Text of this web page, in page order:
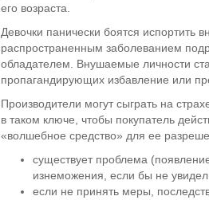
его возраста.
Девочки панически боятся испортить
распространенным заболеванием
обладателем. Внушаемые личности
пропагандирующих избавление или
Производители могут сыграть на
в таком ключе, чтобы покупатель
«волшебное средство» для ее
существует проблема
изнеможения, если бы не
если не принять меры,